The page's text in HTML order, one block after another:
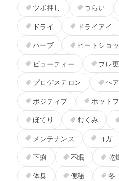
ツボ押し
つらい
ドライ
ドライアイ
ハーブ
ヒートショ
ビューティー
プレ
プロゲステロン
ヘ
ポジティブ
ホット
ほてり
むくみ
メンテナンス
ヨガ
下痢
不眠 乾
体臭
便秘 冬